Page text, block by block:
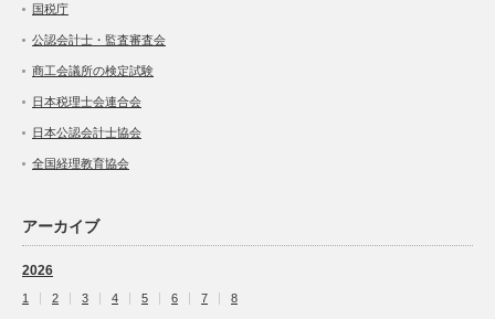
国税庁
公認会計士・監査審査会
商工会議所の検定試験
日本税理士会連合会
日本公認会計士協会
全国経理教育協会
アーカイブ
2026
1 2 3 4 5 6 7 8